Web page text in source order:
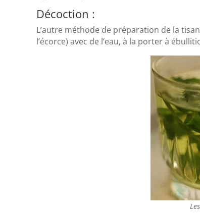
Décoction :
L’autre méthode de préparation de la
l’écorce) avec de l’eau, à la porter à